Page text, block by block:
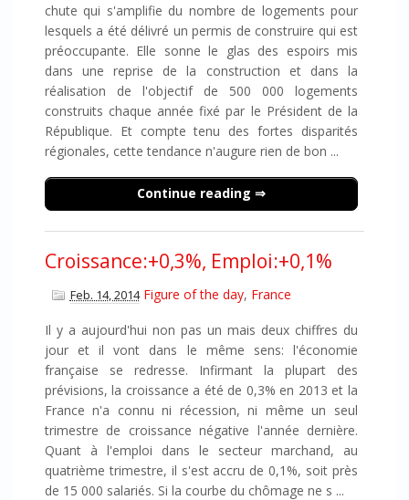
chute qui s'amplifie du nombre de logements pour
lesquels a été délivré un permis de construire qui est
préoccupante. Elle sonne le glas des espoirs mis
dans une reprise de la construction et dans la
réalisation de l'objectif de 500 000 logements
construits chaque année fixé par le Président de la
République. Et compte tenu des fortes disparités
régionales, cette tendance n'augure rien de bon ...
Continue reading
Croissance:+0,3%, Emploi:+0,1%
Feb. 14, 2014 Figure of the day, France
Il y a aujourd'hui non pas un mais deux chiffres du
jour et il vont dans le même sens: l'économie
française se redresse. Infirmant la plupart des
prévisions, la croissance a été de 0,3% en 2013 et la
France n'a connu ni récession, ni même un seul
trimestre de croissance négative l'année dernière.
Quant à l'emploi dans le secteur marchand, au
quatrième trimestre, il s'est accru de 0,1%, soit près
de 15 000 salariés. Si la courbe du chômage ne s ...